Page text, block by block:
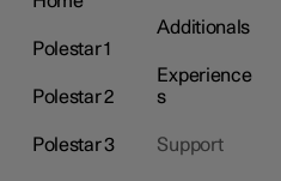
Polestar 1
Polestar 2
Polestar 3
Additionals
Experience
s
Support